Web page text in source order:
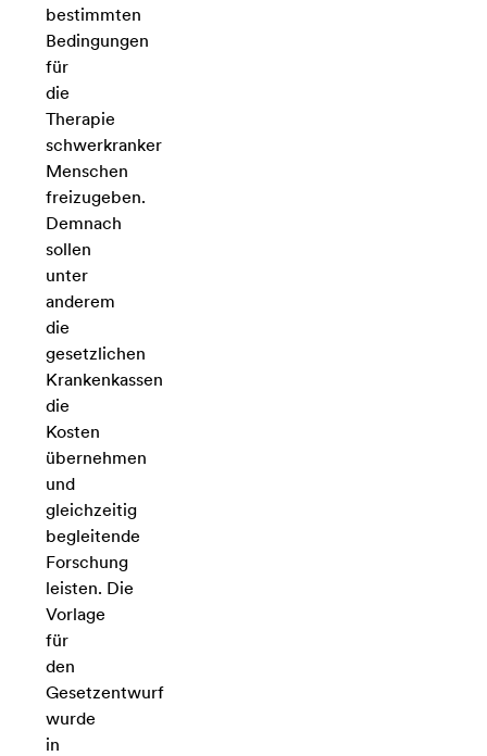
bestimmten
Bedingungen
für
die
Therapie
schwerkranker
Menschen
freizugeben.
Demnach
sollen
unter
anderem
die
gesetzlichen
Krankenkassen
die
Kosten
übernehmen
und
gleichzeitig
begleitende
Forschung
leisten. Die
Vorlage
für
den
Gesetzentwurf
wurde
in